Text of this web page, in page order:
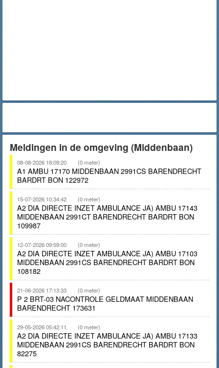
Meldingen in de omgeving (Middenbaan)
08-08-2026 18:09:20 (0 meter)
A1 AMBU 17170 MIDDENBAAN 2991CS BARENDRECHT
BARDRT BON 122972
15-07-2026 10:34:42 (0 meter)
A2 DIA DIRECTE INZET AMBULANCE JA) AMBU 17143
MIDDENBAAN 2991CT BARENDRECHT BARDRT BON
109987
12-07-2026 09:59:00 (0 meter)
A2 DIA DIRECTE INZET AMBULANCE JA) AMBU 17103
MIDDENBAAN 2991CS BARENDRECHT BARDRT BON
108182
21-06-2026 17:13:33 (0 meter)
P 2 BRT-03 NACONTROLE GELDMAAT MIDDENBAAN
BARENDRECHT 173631
29-05-2026 05:42:11 (0 meter)
A2 DIA DIRECTE INZET AMBULANCE JA) AMBU 17133
MIDDENBAAN 2991CS BARENDRECHT BARDRT BON
82275